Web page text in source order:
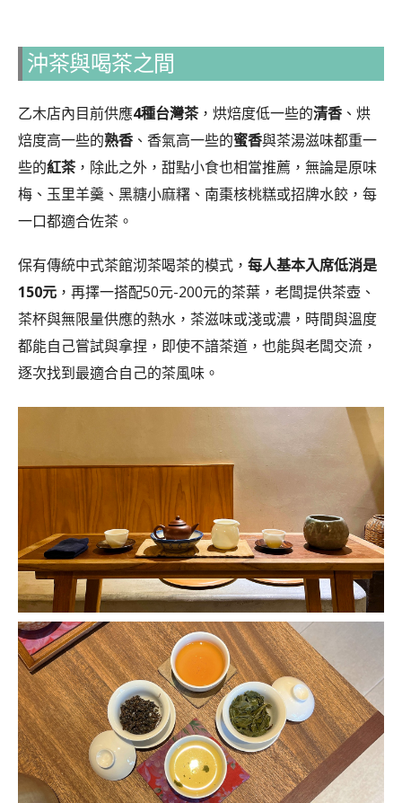
沖茶與喝茶之間
乙木店內目前供應4種台灣茶，烘焙度低一些的清香 、烘
焙度高一些的熟香 、香氣高一些的蜜香與茶湯滋味都重一
些的紅茶，除此之外，甜點小食也相當推薦，無論是原味
梅、玉里羊羹、黑糖小麻糬、南棗核桃糕或招牌水餃，每
一口都適合佐茶。
保有傳統中式茶館沏茶喝茶的模式， 每人基本入席低消是
150元 ，再擇一搭配50元-200元的茶葉，老闆提供茶壺、
茶杯與無限量供應的熱水，茶滋味或淺或濃，時間與溫度
都能自己嘗試與拿捏，即使不諳茶道，也能與老闆交流，
逐次找到最適合自己的茶風味。